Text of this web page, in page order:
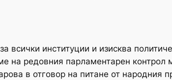
всички институции и изисква
на редовния парламентарен контрол
в отговор на питане от народния